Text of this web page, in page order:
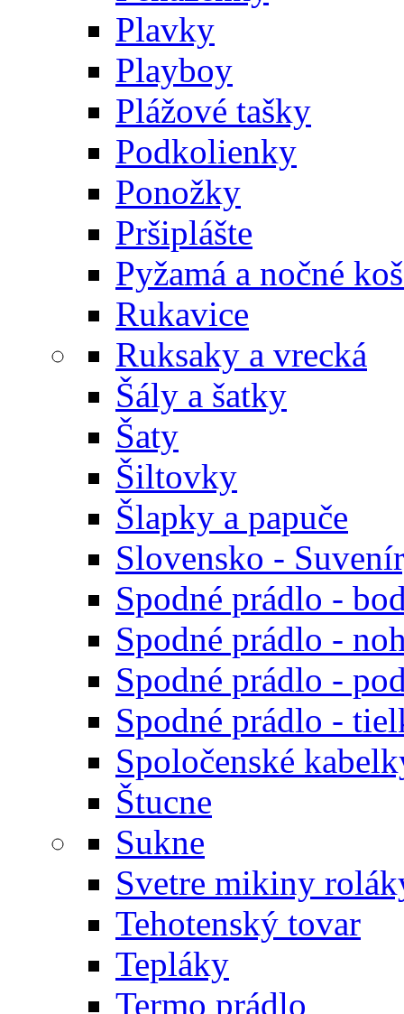
Plavky
Playboy
Plážové tašky
Podkolienky
Ponožky
Pršiplášte
Pyžamá a nočné
Rukavice
Ruksaky a vrecká
Šály a šatky
Šaty
Šiltovky
Šlapky a papuče
Slovensko -
Spodné prádlo -
Spodné prádlo -
Spodné prádlo -
Spodné prádlo -
Spoločenské
Štucne
Sukne
Svetre mikiny
Tehotenský tovar
Tepláky
Termo prádlo